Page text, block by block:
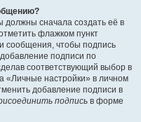
должны сначала создать её в
флажком пункт
сообщения, чтобы подпись
подписи по
соответствующий выбор в
«Личные настройки» в личном
добавление подписи в
подпись в форме